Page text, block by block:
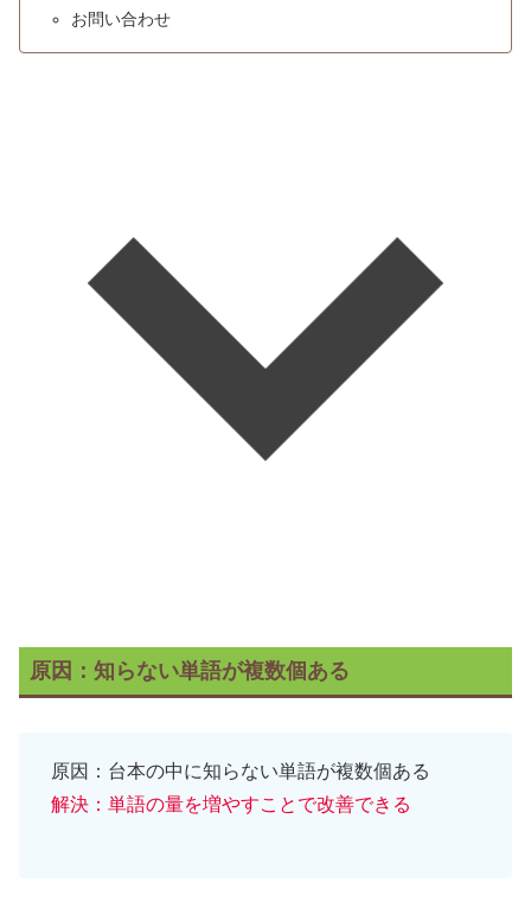
お問い合わせ
原因：知らない単語が複数個ある
原因：台本の中に知らない単語が複数個ある
解決：単語の量を増やすことで改善できる